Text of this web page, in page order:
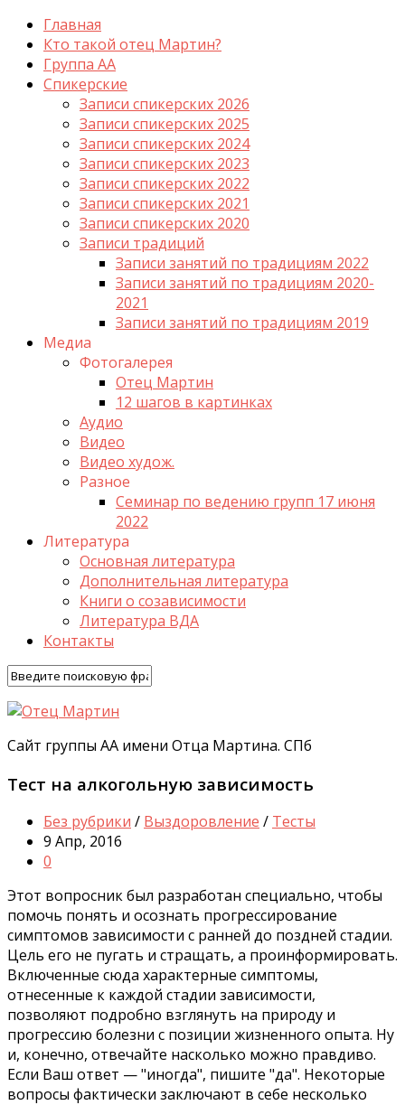
Главная
Кто такой отец Мартин?
Группа АА
Спикерские
Записи спикерских 2026
Записи спикерских 2025
Записи спикерских 2024
Записи спикерских 2023
Записи спикерских 2022
Записи спикерских 2021
Записи спикерских 2020
Записи традиций
Записи занятий по традициям 2022
Записи занятий по традициям 2020-
2021
Записи занятий по традициям 2019
Медиа
Фотогалерея
Отец Мартин
12 шагов в картинках
Аудио
Видео
Видео худож.
Разное
Семинар по ведению групп 17 июня
2022
Литература
Основная литература
Дополнительная литература
Книги о созависимости
Литература ВДА
Контакты
Сайт группы АА имени Отца Мартина. СПб
Тест на алкогольную зависимость
Без рубрики / Выздоровление / Тесты
9 Апр, 2016
0
Этот вопросник был разработан специально, чтобы
помочь понять и осознать прогрессирование
симптомов зависимости с ранней до поздней стадии.
Цель его не пугать и стращать, а проинформировать.
Включенные сюдa характерные симптомы,
отнесенные к каждой стадии зависимости,
позволяют подробно взглянуть на природу и
прогрессию болезни с позиции жизненного опыта. Ну
и, конечно, отвечайте насколько можно правдиво.
Если Ваш ответ — "иногдa", пишите "дa". Некоторые
вопросы фактически заключают в себе несколько